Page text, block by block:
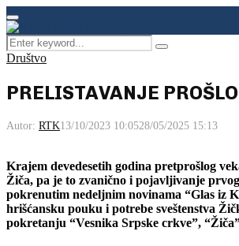
Facebook
Instagram
Youtube
Primary
Menu
Search
for:
Pretraga
Društvo
PRELISTAVANJE
Autor: RTK13/10/2023 10:0528/05/2025 15:13
Krajem devedesetih godina pretprošlog
Žiča, pa je to zvanično i pojavljivanje
pokrenutim nedeljnim novinama “Glas iz
hrišćansku pouku i potrebe sveštenstva
pokretanju “Vesnika Srpske crkve”,